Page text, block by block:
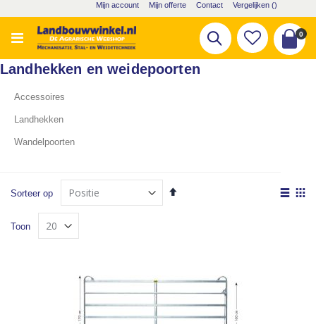
naar
de
inhoud
Mijn account Mijn offerte Contact Vergelijken ()
Cart
0
Zoek
Sorteer op
Van
Toon
Landhekken en weidepoorten
Accessoires
Landhekken
Wandelpoorten